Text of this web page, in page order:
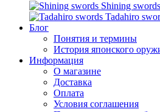
Shining swords
Tadahiro
Блог
Понятия и термины
История японского
Информация
О магазине
Доставка
Оплата
Условия соглашения